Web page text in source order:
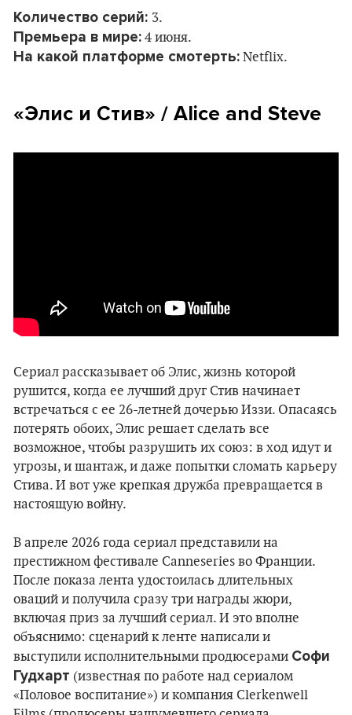
Количество серий: 3.
Премьера в мире: 4 июня.
На какой платформе смотерть: Netflix.
«Элис и Стив» / Alice and Steve
Сериал рассказывает об Элис, жизнь которой
рушится, когда ее лучший друг Стив начинает
встречаться с ее 26-летней дочерью Иззи. Опасаясь
потерять обоих, Элис решает сделать все
возможное, чтобы разрушить их союз: в ход идут и
угрозы, и шантаж, и даже попытки сломать карьеру
Стива. И вот уже крепкая дружба превращается в
настоящую войну.
В апреле 2026 года сериал представили на
престижном фестивале Canneseries во Франции.
После показа лента удостоилась длительных
оваций и получила сразу три награды жюри,
включая приз за лучший сериал. И это вполне
объяснимо: сценарий к ленте написали и
выступили исполнительными продюсерами Софи
Гудхарт (известная по работе над сериалом
«Половое воспитание») и компания Clerkenwell